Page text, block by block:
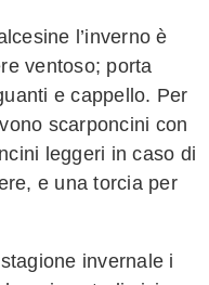
l’inverno è
ventoso; porta
e cappello. Per
scarponcini con
leggeri in caso di
e una torcia per
invernale i